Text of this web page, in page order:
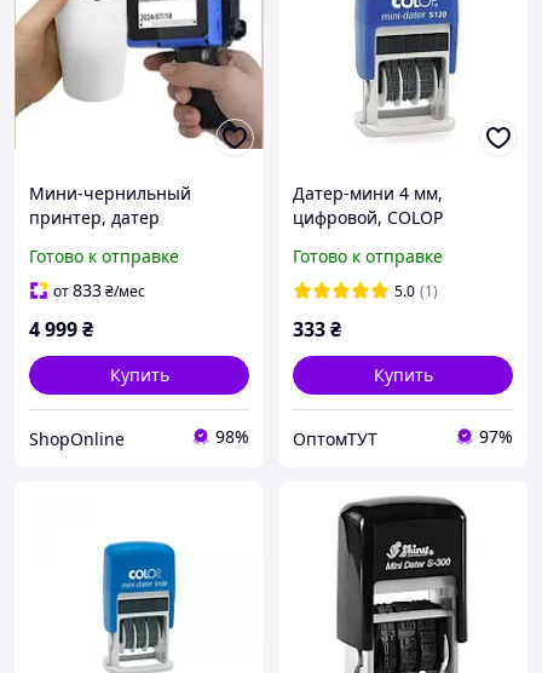
Мини-чернильный
принтер, датер
Готово к отправке
от833₴/мес
4 999₴
Купить
ShopOnline 98%
Датер-мини 4 мм,
цифровой, COLOP
Готово к отправке
5.0 (1)
333₴
Купить
ОптомТУТ 97%